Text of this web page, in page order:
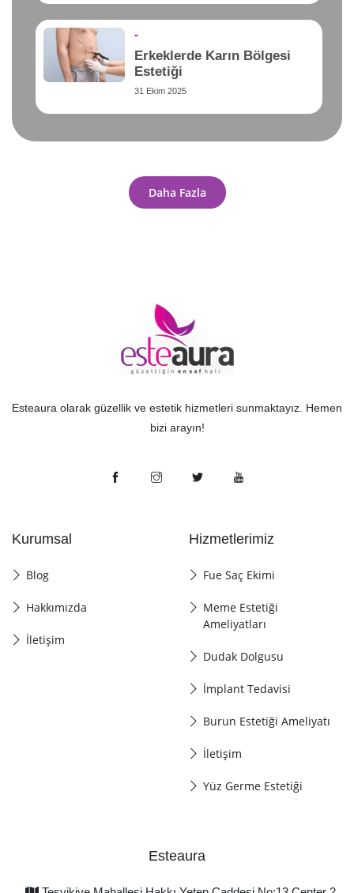
-
Erkeklerde Karın Bölgesi
Estetiği
31 Ekim 2025
Daha Fazla
Esteaura olarak güzellik ve estetik hizmetleri sunmaktayız. Hemen
bizi arayın!
Kurumsal
Blog
Hakkımızda
İletişim
Hizmetlerimiz
Fue Saç Ekimi
Meme Estetiği
Ameliyatları
Dudak Dolgusu
İmplant Tedavisi
Burun Estetiği Ameliyatı
İletişim
Yüz Germe Estetiği
Esteaura